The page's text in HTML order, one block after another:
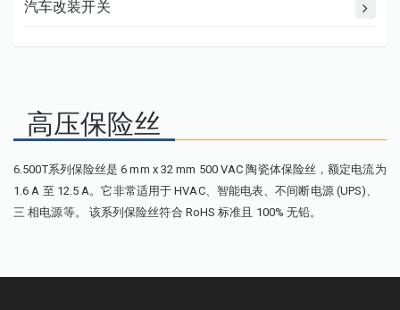
汽车改装开关
高压保险丝
6.500T系列保险丝是 6 mm x 32 mm 500 VAC 陶瓷体保险丝，额定电流为
1.6 A 至 12.5 A。它非常适用于 HVAC、智能电表、不间断电源 (UPS)、
三 相电源等。 该系列保险丝符合 RoHS 标准且 100% 无铅。